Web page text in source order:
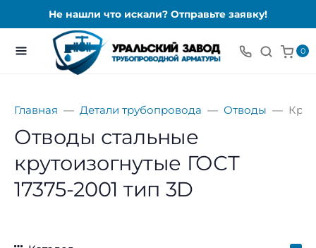
Не нашли что искали? Отправьте заявку!
0
Главная Детали трубопровода Отводы
Отводы стальные
крутоизогнутые ГОСТ
17375-2001 тип 3D